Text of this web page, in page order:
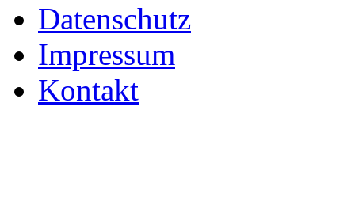
Datenschutz
Impressum
Kontakt